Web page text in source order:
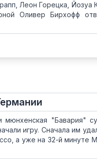
Леон Горецка, Йозуа
Оливер Бирхофф
мюнхенская "Бавария"
игру. Сначала им
а уже на 32-й минуте